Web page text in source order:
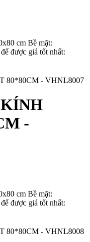
cm Bề mặt:
được giá tốt nhất:
-
cm Bề mặt:
được giá tốt nhất: